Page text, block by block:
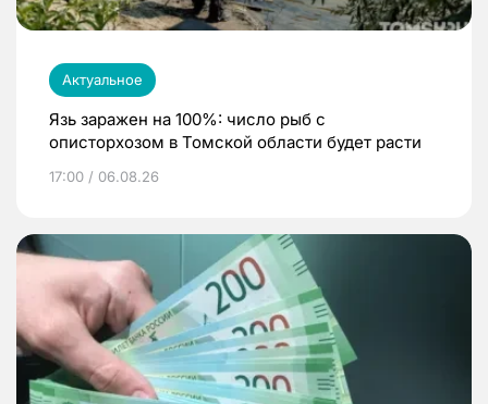
Актуальное
Язь заражен на 100%: число рыб с
описторхозом в Томской области будет расти
17:00 / 06.08.26